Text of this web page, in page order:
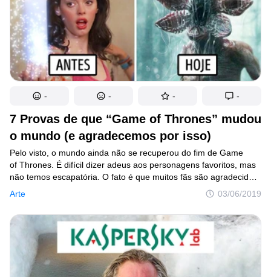
encontrar artigos interessantes por preços de até 3 dólares.
7 Provas de que “Game of Thrones” mudou
o mundo (e agradecemos por isso)
Arte 03/06/2019
Pelo visto, o mundo ainda não se recuperou do fim de Game
of Thrones. É difícil dizer adeus aos personagens favoritos, mas
não temos escapatória. O fato é que muitos fãs são agradecidos
por tudo que o icônico seriado proporcionou.
- - - -